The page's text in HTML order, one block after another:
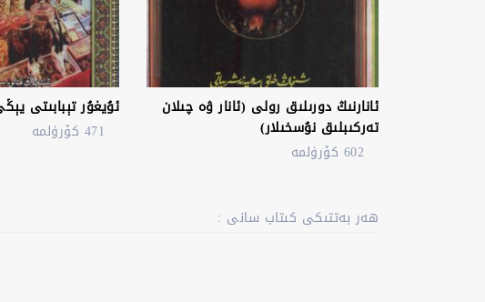
ئانارنىڭ دورىلىق رولى (ئانار ۋە چىلان
تەركىبلىق نۇسخىلار)
602 كۆرۈلمە
ئۇيغۇر تېبابىتى
471 كۆرۈلمە
ھەر بەتتىكى كىتاب سانى :